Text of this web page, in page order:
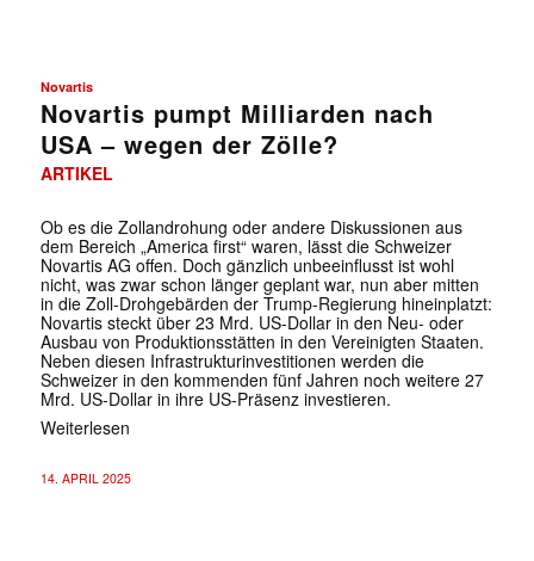
Novartis
Novartis pumpt Milliarden nach
USA – wegen der Zölle?
ARTIKEL
Ob es die Zollandrohung oder andere Diskussionen aus
dem Bereich „America first“ waren, lässt die Schweizer
Novartis AG offen. Doch gänzlich unbeeinflusst ist wohl
nicht, was zwar schon länger geplant war, nun aber mitten
in die Zoll-Drohgebärden der Trump-Regierung hineinplatzt:
Novartis steckt über 23 Mrd. US-Dollar in den Neu- oder
Ausbau von Produktionsstätten in den Vereinigten Staaten.
Neben diesen Infrastrukturinvestitionen werden die
Schweizer in den kommenden fünf Jahren noch weitere 27
Mrd. US-Dollar in ihre US-Präsenz investieren.
Weiterlesen
14. APRIL 2025